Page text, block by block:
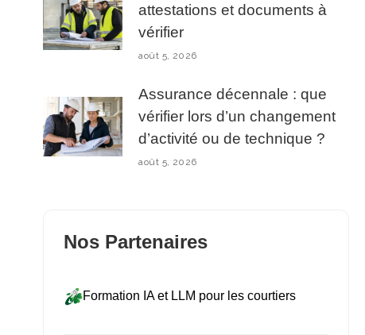
attestations et documents à
vérifier
août 5, 2026
Assurance décennale : que
vérifier lors d’un changement
d’activité ou de technique ?
août 5, 2026
Nos Partenaires
Formation IA et LLM pour les courtiers